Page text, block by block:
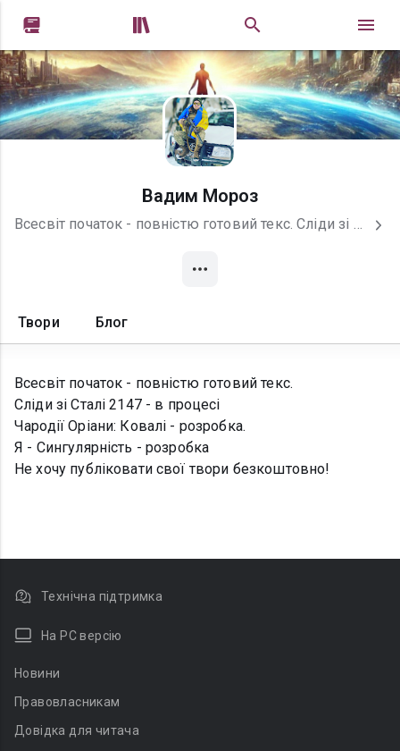
 
Вадим Мороз
Всесвіт початок - повністю готовий текс. Сліди зі Сталі 2147 - в процесі Чародії Оріани: Ковалі - розробка. Я - Сингулярність - розробка Не хочу публіковати свої твори безкоштовно!
Твори Блог
Всесвіт початок - повністю готовий текс.
Сліди зі Сталі 2147 - в процесі
Чародії Оріани: Ковалі - розробка.
Я - Сингулярність - розробка
Не хочу публіковати свої твори безкоштовно!
Технічна підтримка
На PC версію
Новини
Правовласникам
Довідка для читача